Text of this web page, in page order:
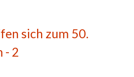
sich zum 50.
- 2